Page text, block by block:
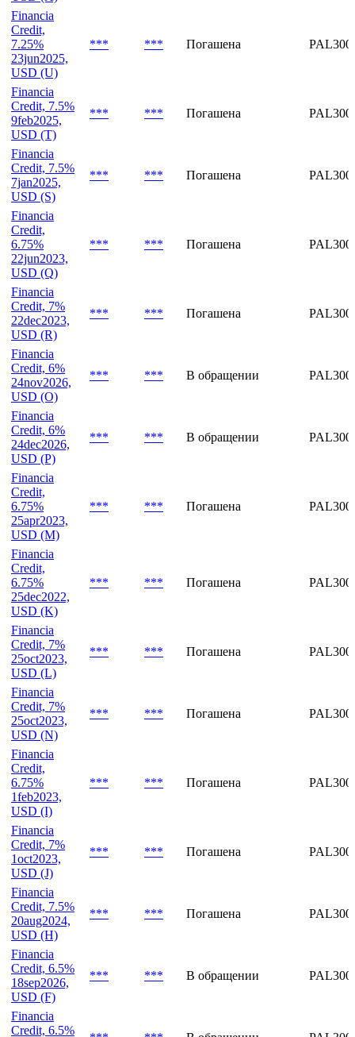
Financia
Credit, 6%
14dec2027,
USD (A)
Financia
Credit,
7.25%
23jun2025,
USD (U)
Financia
Credit, 7.5%
9feb2025,
USD (T)
*** *** Погашена
Financia
Credit, 7.5%
7jan2025,
USD (S)
Financia
Credit,
6.75%
22jun2023,
USD (Q)
Financia
Credit, 7%
22dec2023,
USD (R)
*** *** Погашена
Financia
Credit, 6%
24nov2026,
USD (O)
*** *** В обращении
Financia
Credit, 6%
24dec2026,
USD (P)
Financia
Credit,
6.75%
25apr2023,
USD (M)
Financia
Credit,
6.75%
25dec2022,
USD (K)
Financia
Credit, 7%
25oct2023,
USD (L)
*** *** Погашена
Financia
Credit, 7%
25oct2023,
USD (N)
Financia
Credit,
6.75%
1feb2023,
USD (I)
Financia
Credit, 7%
1oct2023,
USD (J)
*** *** Погашена
Financia
Credit, 7.5%
20aug2024,
USD (H)
*** *** Погашена
Financia
Credit, 6.5%
*** *** В обращении